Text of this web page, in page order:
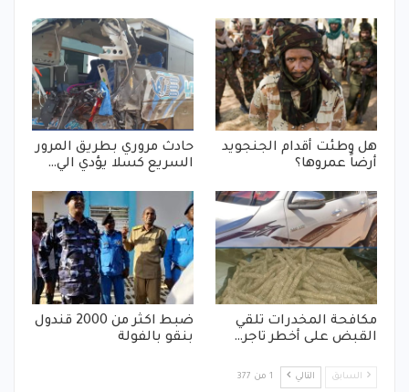
هل وطئت أقدام الجنجويد
أرضاً عمروها؟
حادث مروري بطريق المرور
السريع كسلا يؤدي الي…
مكافحة المخدرات تلقي
القبض على أخطر تاجر…
ضبط اكثر من 2000 قندول
بنقو بالفولة
السابق التالي 1 من 377